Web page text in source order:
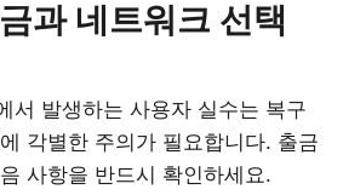
과 네트워크 선택
서 발생하는 사용자 실수는 복구
각별한 주의가 필요합니다. 출금
사항을 반드시 확인하세요.